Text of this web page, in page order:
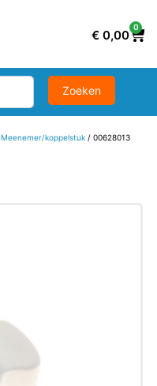
€ 0,00
0
Meenemer/koppelstuk/ 00628013